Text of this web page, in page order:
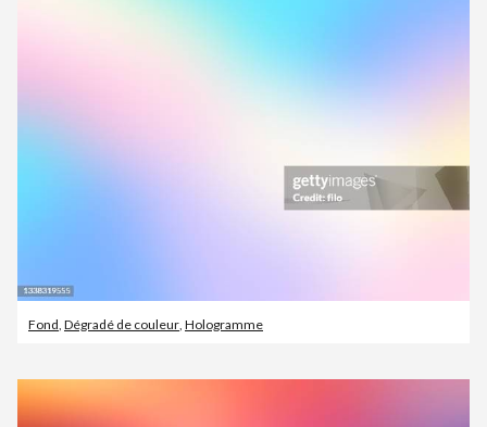
Fond, Dégradé de couleur, Hologramme